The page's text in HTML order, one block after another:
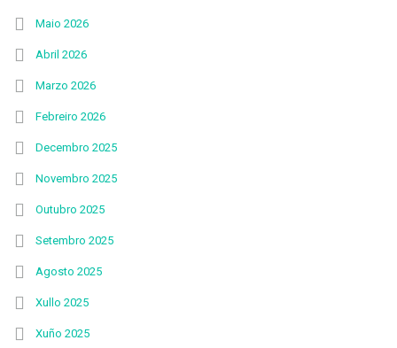
Maio 2026
Abril 2026
Marzo 2026
Febreiro 2026
Decembro 2025
Novembro 2025
Outubro 2025
Setembro 2025
Agosto 2025
Xullo 2025
Xuño 2025